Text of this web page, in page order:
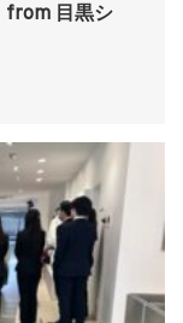
from 目黒シ